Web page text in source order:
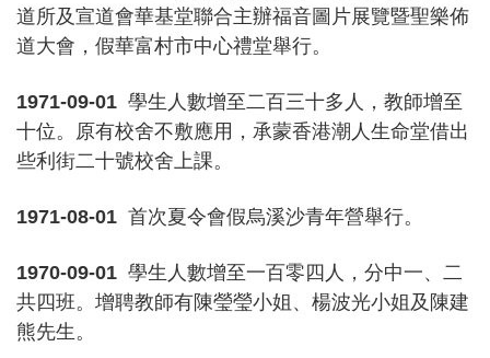
道所及宣道會華基堂聯合主辦福音圖片展覽暨聖樂佈
道大會，假華富村市中心禮堂舉行。
1971-09-01 學生人數增至二百三十多人，教師增至
十位。原有校舍不敷應用，承蒙香港潮人生命堂借出
些利街二十號校舍上課。
1971-08-01 首次夏令會假烏溪沙青年營舉行。
1970-09-01 學生人數增至一百零四人，分中一、二
共四班。增聘教師有陳瑩瑩小姐、楊波光小姐及陳建
熊先生。